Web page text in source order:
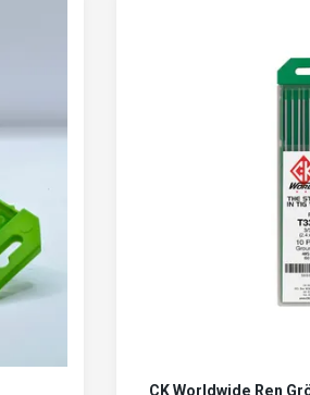
CK Worldwide Ren